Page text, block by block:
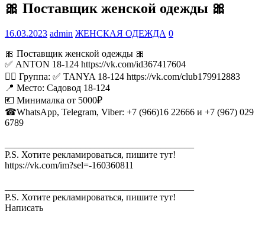
🎀 Поставщик женской одежды 🎀
16.03.2023 admin ЖЕНСКАЯ ОДЕЖДА 0
🎀 Поставщик женской одежды 🎀
✅ ANTON 18-124 https://vk.com/id367417604
👉🏻 Группа: ✅ TANYA 18-124 https://vk.com/club179912883
📍 Место: Садовод 18-124
💶 Минималка от 5000₽
☎WhatsApp, Telegram, Viber: +7 (966)16 22666 и +7 (967) 029
6789
P.S. Хотите рекламироваться, пишите тут!
https://vk.com/im?sel=-160360811
P.S. Хотите рекламироваться, пишите тут!
Написать